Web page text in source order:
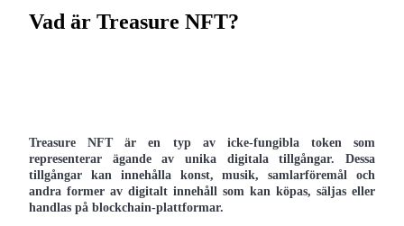
Futures med USDC som säkerhet
Kopiera Trading
Vad är Treasure NFT?
Treasure NFT är en typ av icke-fungibla token som
representerar ägande av unika digitala tillgångar. Dessa
tillgångar kan innehålla konst, musik, samlarföremål och
andra former av digitalt innehåll som kan köpas, säljas eller
handlas på blockchain-plattformar.